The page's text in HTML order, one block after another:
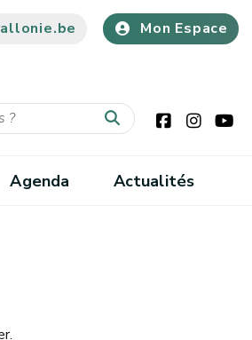
Mon Espace
Agenda Actualités